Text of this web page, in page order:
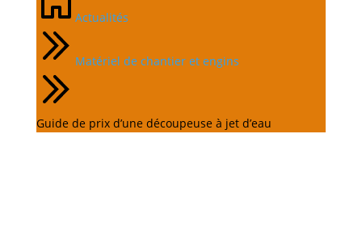
Actualités
Matériel de chantier et engins
Guide de prix d’une découpeuse à jet d’eau